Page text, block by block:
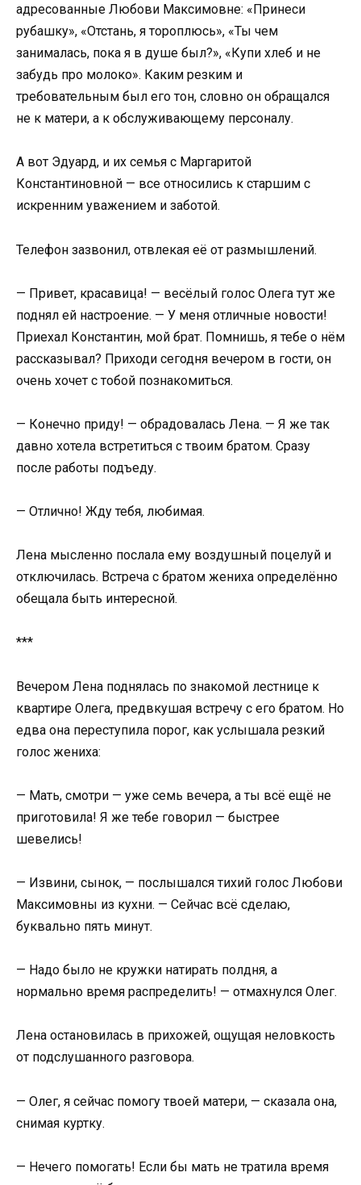
адресованные Любови Максимовне: «Принеси
рубашку», «Отстань, я тороплюсь», «Ты чем
занималась, пока я в душе был?», «Купи хлеб и не
забудь про молоко». Каким резким и
требовательным был его тон, словно он обращался
не к матери, а к обслуживающему персоналу.
А вот Эдуард, и их семья с Маргаритой
Константиновной — все относились к старшим с
искренним уважением и заботой.
Телефон зазвонил, отвлекая её от размышлений.
— Привет, красавица! — весёлый голос Олега тут же
поднял ей настроение. — У меня отличные новости!
Приехал Константин, мой брат. Помнишь, я тебе о нём
рассказывал? Приходи сегодня вечером в гости, он
очень хочет с тобой познакомиться.
— Конечно приду! — обрадовалась Лена. — Я же так
давно хотела встретиться с твоим братом. Сразу
после работы подъеду.
— Отлично! Жду тебя, любимая.
Лена мысленно послала ему воздушный поцелуй и
отключилась. Встреча с братом жениха определённо
обещала быть интересной.
***
Вечером Лена поднялась по знакомой лестнице к
квартире Олега, предвкушая встречу с его братом. Но
едва она переступила порог, как услышала резкий
голос жениха:
— Мать, смотри — уже семь вечера, а ты всё ещё не
приготовила! Я же тебе говорил — быстрее
шевелись!
— Извини, сынок, — послышался тихий голос Любови
Максимовны из кухни. — Сейчас всё сделаю,
буквально пять минут.
— Надо было не кружки натирать полдня, а
нормально время распределить! — отмахнулся Олег.
Лена остановилась в прихожей, ощущая неловкость
от подслушанного разговора.
— Олег, я сейчас помогу твоей матери, — сказала она,
снимая куртку.
— Нечего помогать! Если бы мать не тратила время